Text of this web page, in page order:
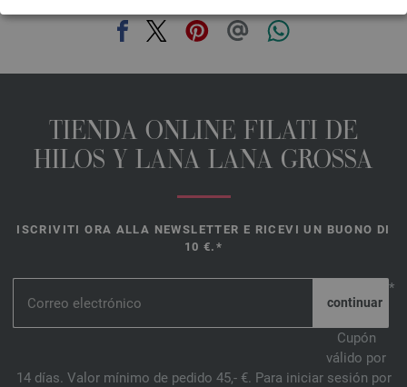
TIENDA ONLINE FILATI DE
HILOS Y LANA LANA GROSSA
ISCRIVITI ORA ALLA NEWSLETTER E RICEVI UN BUONO DI
10 €.*
*
Cupón
válido por
14 días. Valor mínimo de pedido 45,- €. Para iniciar sesión por